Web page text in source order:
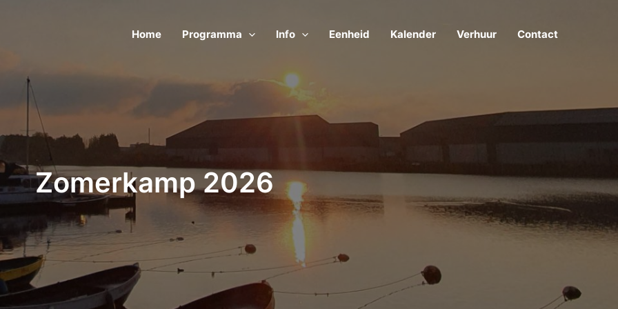
Home Programma Info Eenheid Kalender Verhuur Contact
Zomerkamp 2026